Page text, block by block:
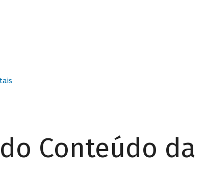
Conteúdo da